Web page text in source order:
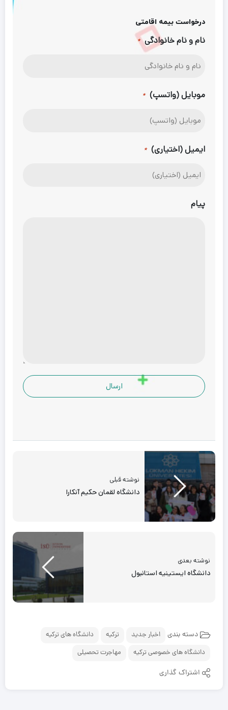
درخواست بیمه اقامتی
نام و نام خانوادگی *
موبایل (واتسپ) *
ایمیل (اختیاری) *
پیام
نوشته قبلی
دانشگاه لقمان حکیم آنکارا
نوشته بعدی
دانشگاه ایستینیه استانبول
دسته بندی اخبار جدید ترکیه
دانشگاه های ترکیه
دانشگاه های خصوصی ترکیه
مهاجرت تحصیلی
اشتراک گذاری